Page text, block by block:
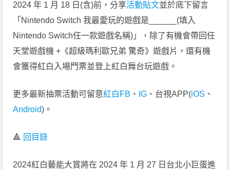
2024 年 1 月 18 日(含)前，分享活動貼文並於底下留言
「Nintendo Switch 我最愛玩的遊戲是______(填入
Nintendo Switch任一款遊戲名稱)」，除了有機會帶回任
天堂遊戲機 +《超級瑪利歐兄弟 驚奇》遊戲片，還有機
會獲得紅白入場門票並登上紅白舞台玩遊戲。
更多最新抽票活動可留意紅白FB 、 IG 、台視APP(iOS 、
Android)。
🔺 回目錄
2024紅白藝能大賞將在 2024 年 1 月 27 日台北小巨蛋進